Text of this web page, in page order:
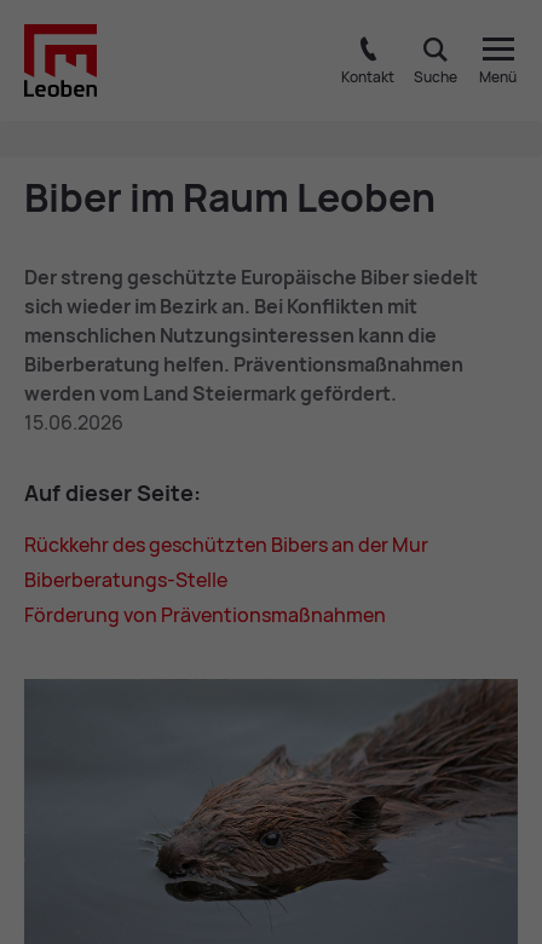
Kontakt Suche Menü
Bi­ber im Raum Leo­ben
Der streng geschützte Europäische Biber siedelt
sich wieder im Bezirk an. Bei Konflikten mit
menschlichen Nutzungsinteressen kann die
Biberberatung helfen. Präventionsmaßnahmen
werden vom Land Steiermark gefördert.
15.06.2026
Auf die­ser Sei­te:
Rück­kehr des ge­schütz­ten Bi­bers an der Mur
Bi­ber­be­ra­tungs-Stel­le
För­de­rung von Prä­ven­ti­ons­maß­nah­men